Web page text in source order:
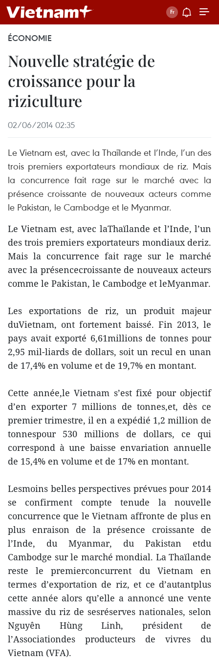
ÉCONOMIE
Nouvelle stratégie de
croissance pour la
riziculture
02/06/2014 02:35
Le Vietnam est, avec la Thaïlande et l’Inde, l’un des
trois premiers exportateurs mondiaux de riz. Mais
la concurrence fait rage sur le marché avec la
présence croissante de nouveaux acteurs comme
le Pakistan, le Cambodge et le Myanmar.
Le Vietnam est, avec laThaïlande et l’Inde, l’un
des trois premiers exportateurs mondiaux deriz.
Mais la concurrence fait rage sur le marché
avec la présencecroissante de nouveaux acteurs
comme le Pakistan, le Cambodge et leMyanmar.
Les exportations de riz, un produit majeur
duVietnam, ont fortement baissé. Fin 2013, le
pays avait exporté 6,61millions de tonnes pour
2,95 mil-liards de dollars, soit un recul en unan
de 17,4% en volume et de 19,7% en montant.
Cette année,le Vietnam s’est fixé pour objectif
d’en exporter 7 millions de tonnes,et, dès ce
premier trimestre, il en a expédié 1,2 million de
tonnespour 530 millions de dollars, ce qui
correspond à une baisse envariation annuelle
de 15,4% en volume et de 17% en montant.
Lesmoins belles perspectives prévues pour 2014
se confirment compte tenude la nouvelle
concurrence que le Vietnam affronte de plus en
plus enraison de la présence croissante de
l’Inde, du Myanmar, du Pakistan etdu
Cambodge sur le marché mondial. La Thaïlande
reste le premierconcurrent du Vietnam en
termes d’exportation de riz, et ce d’autantplus
cette année alors qu’elle a annoncé une vente
massive du riz de sesréserves nationales, selon
Nguyên Hùng Linh, président de
l’Associationdes producteurs de vivres du
Vietnam (VFA).